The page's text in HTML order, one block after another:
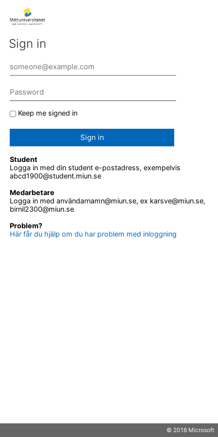
Sign in
Keep me signed in
Sign in
Student
Logga in med din student e-postadress, exempelvis
abcd1900@student.miun.se
Medarbetare
Logga in med användarnamn@miun.se, ex karsve@miun.se,
birnil2300@miun.se
Problem?
Här får du hjälp om du har problem med inloggning
© 2018 Microsoft